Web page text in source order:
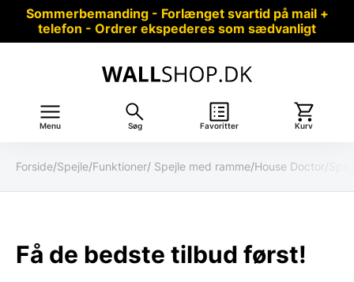
Sommerbemanding - Forlænget svartid på mail +
telefon - Ordrer ekspederes som sædvanligt
Menu Søg Favoritter Kurv
Forside/Spejle/Funktioner/ Spejle med ramme/House Doctor /
Få de bedste tilbud først!